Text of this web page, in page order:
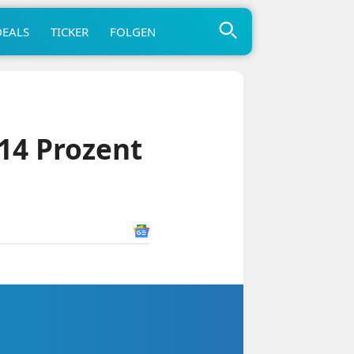
TICKER FOLGEN
Prozent